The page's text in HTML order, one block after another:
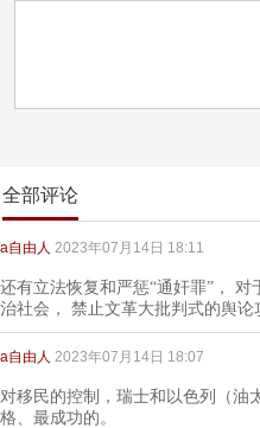
全部评论
a自由人 2023年07月14日 18:11
还有立法恢复和严惩“通奸罪”，
治社会， 禁止文革大批判式的舆论
a自由人 2023年07月14日 18:07
对移民的控制，瑞士和以色列（油
格、最成功的。